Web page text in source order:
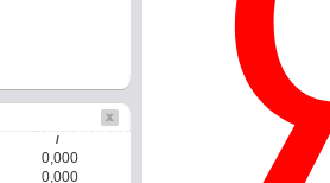
/
0,000
0,000